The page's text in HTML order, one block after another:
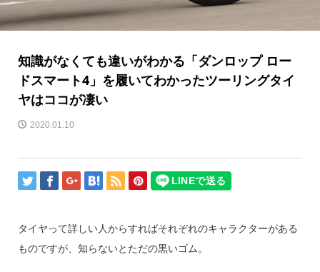
知識がなくても違いがわかる「ダンロップ ロー
ドスマート4」を履いてわかったツーリングタイ
ヤはココが凄い
2020.01.10
タイヤって詳しい人からすればそれぞれのキャラクターがある
ものですが、知らないとただの黒いゴム。